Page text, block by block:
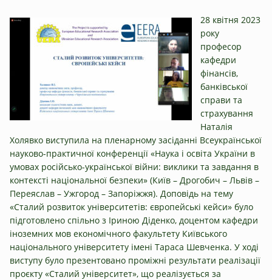
28 квітня 2023
року
професор
кафедри
фінансів,
банківської
справи та
страхування
Наталія
Холявко виступила на пленарному засіданні Всеукраїнської
науково-практичної конференції «Наука і освіта України в
умовах російсько-української війни: виклики та завдання в
контексті національної безпеки» (Київ – Дрогобич – Львів –
Переяслав – Ужгород – Запоріжжя). Доповідь на тему
«Сталий розвиток університетів: європейські кейси» було
підготовлено спільно з Іриною Діденко, доцентом кафедри
іноземних мов економічного факультету Київського
національного університету імені Тараса Шевченка. У ході
виступу було презентовано проміжні результати реалізації
проєкту «Сталий університет», що реалізується за